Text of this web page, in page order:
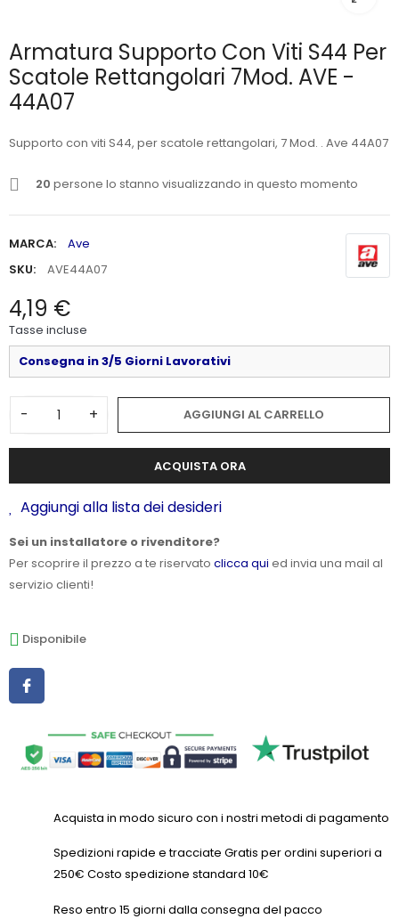
Armatura Supporto Con Viti S44 Per
Scatole Rettangolari 7Mod. AVE -
44A07
Supporto con viti S44, per scatole rettangolari, 7 Mod. . Ave 44A07
20 persone lo stanno visualizzando in questo momento
MARCA:
Ave
SKU:
AVE44A07
4,19 €
Tasse incluse
Consegna in 3/5 Giorni Lavorativi
- + AGGIUNGI AL CARRELLO
ACQUISTA ORA
Aggiungi alla lista dei desideri
Sei un installatore o rivenditore?
Per scoprire il prezzo a te riservato clicca qui ed invia una mail al
servizio clienti!
Disponibile
Acquista in modo sicuro con i nostri metodi di pagamento
Spedizioni rapide e tracciate Gratis per ordini superiori a
250€ Costo spedizione standard 10€
Reso entro 15 giorni dalla consegna del pacco